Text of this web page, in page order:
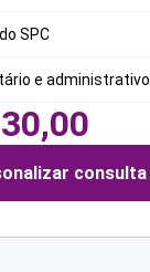
SPC
e administrativo
30,00
consulta